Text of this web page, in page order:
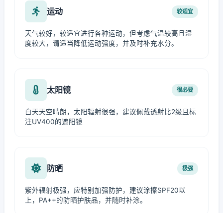
运动 较适宜
天气较好，较适宜进行各种运动，但考虑气温较高且湿
度较大，请适当降低运动强度，并及时补充水分。
太阳镜 很必要
白天天空晴朗，太阳辐射很强，建议佩戴透射比2级且标
注UV400的遮阳镜
防晒 极强
紫外辐射极强，应特别加强防护，建议涂擦SPF20以
上，PA++的防晒护肤品，并随时补涂。